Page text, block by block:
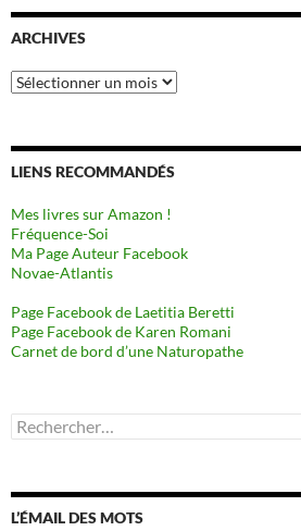
ARCHIVES
Archives
LIENS RECOMMANDÉS
Mes livres sur Amazon !
Fréquence-Soi
Ma Page Auteur Facebook
Novae-Atlantis
Page Facebook de Laetitia Beretti
Page Facebook de Karen Romani
Carnet de bord d’une Naturopathe
Rechercher :
L’ÉMAIL DES MOTS